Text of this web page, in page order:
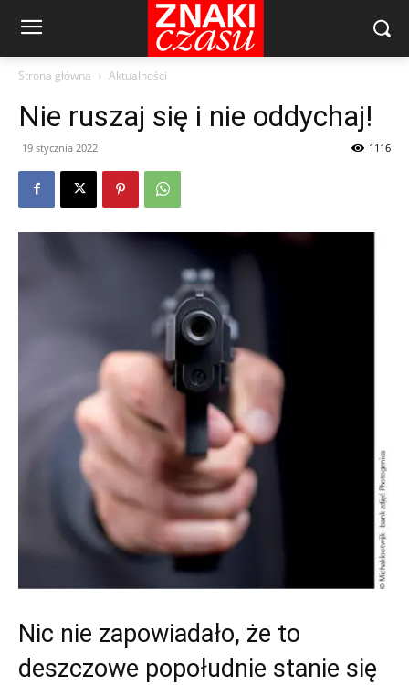
Strona główna Aktualności
Nie ruszaj się i nie oddychaj!
19 stycznia 2022 1116
Nic nie zapowiadało, że to
deszczowe popołudnie stanie się